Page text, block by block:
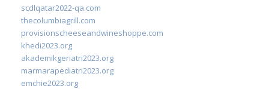
scdlqatar2022-qa.com
thecolumbiagrill.com
provisionscheeseandwineshoppe.com
khedi2023.org
akademikgeriatri2023.org
marmarapediatri2023.org
emchie2023.org